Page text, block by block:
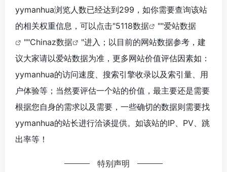
yymanhua浏览人数已经达到299，如你需要查询该站
的相关权重信息，可以点击"5118数据 ""爱站数据
""Chinaz数据
"进入；以目前的网站数据参考，建
议大家请以爱站数据为准，更多网站价值评估因素如：
yymanhua的访问速度、搜索引擎收录以及索引量、用
户体验等；当然要评估一个站的价值，最主要还是需要
根据您自身的需求以及需要，一些确切的数据则需要找
yymanhua的站长进行洽谈提供。如该站的IP、PV、跳
出率等！
特别声明